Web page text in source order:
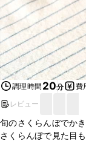
調理時間 20分 費
レビュー
旬のさくらんぼでか
さくらんぼで見た目